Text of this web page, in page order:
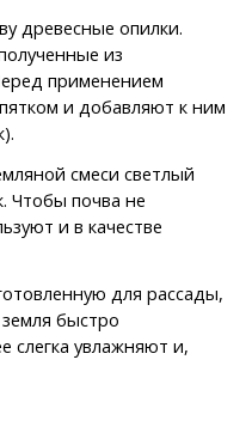
древесные опилки.
из
применением
и добавляют к ним
смеси светлый
Чтобы почва не
и в качестве
для рассады,
быстро
слегка увлажняют и,